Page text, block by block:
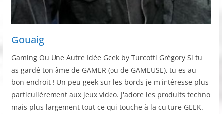
Gouaig
Gaming Ou Une Autre Idée Geek by Turcotti Grégory Si tu
as gardé ton âme de GAMER (ou de GAMEUSE), tu es au
bon endroit ! Un peu geek sur les bords je m'intéresse plus
particulièrement aux jeux vidéo. J'adore les produits techno
mais plus largement tout ce qui touche à la culture GEEK.